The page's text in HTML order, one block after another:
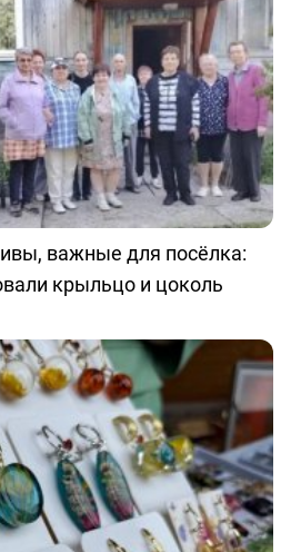
важные для посёлка:
крыльцо и цоколь